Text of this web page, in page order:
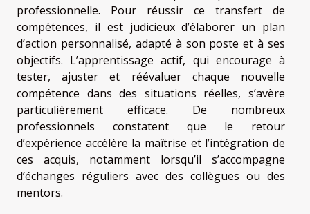
professionnelle. Pour réussir ce transfert de
compétences, il est judicieux d’élaborer un plan
d’action personnalisé, adapté à son poste et à ses
objectifs. L’apprentissage actif, qui encourage à
tester, ajuster et réévaluer chaque nouvelle
compétence dans des situations réelles, s’avère
particulièrement efficace. De nombreux
professionnels constatent que le retour
d’expérience accélère la maîtrise et l’intégration de
ces acquis, notamment lorsqu’il s’accompagne
d’échanges réguliers avec des collègues ou des
mentors.